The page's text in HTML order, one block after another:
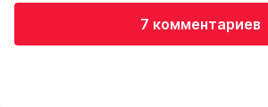
7 комментариев